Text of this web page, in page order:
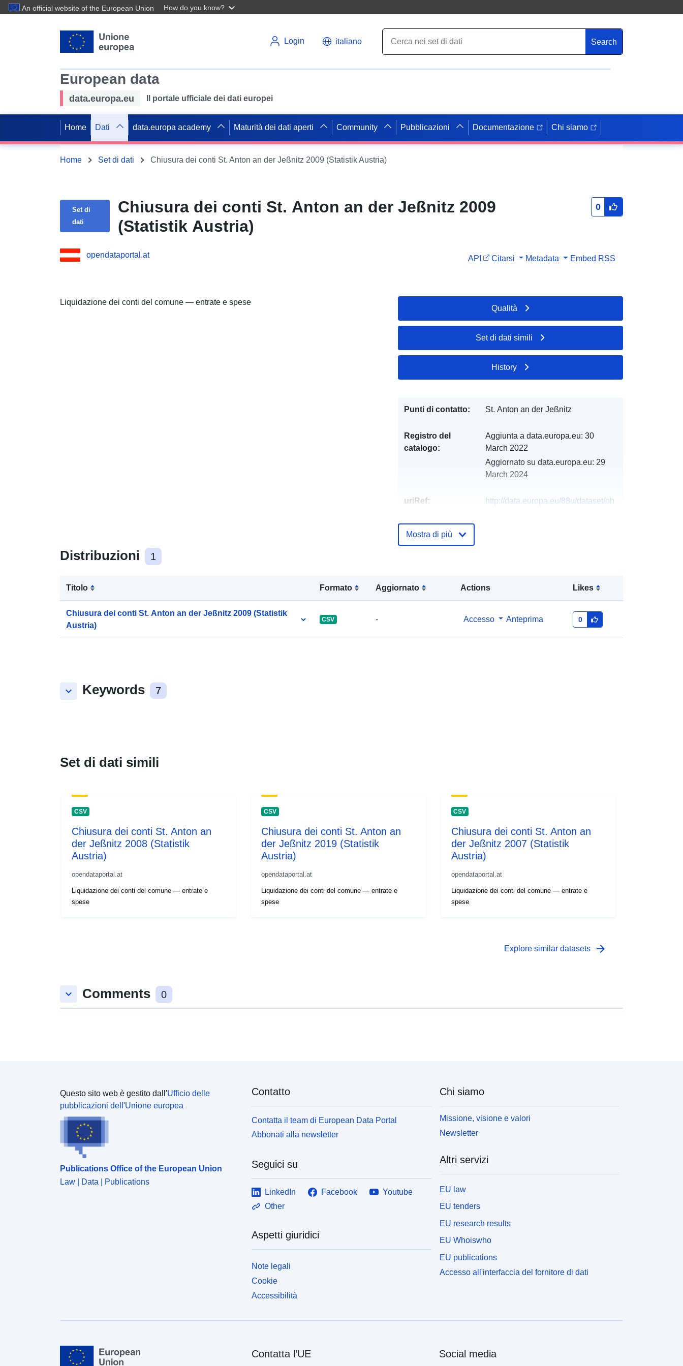
An official website of the European Union How do you know?
Login italiano Search
European data
data.europa.eu Il portale ufficiale dei dati europei
Home Dati data.europa academy Maturità dei dati aperti Community Pubblicazioni Documentazione Chi siamo
Home Set di dati Chiusura dei conti St. Anton an der Jeßnitz 2009 (Statistik Austria)
Set di
dati
Chiusura dei conti St. Anton an der Jeßnitz 2009
(Statistik Austria)
0
opendataportal.at API Citarsi Metadata Embed RSS
Liquidazione dei conti del comune — entrate e spese
Distribuzioni 1
Titolo Formato Aggiornato Actions Likes
Chiusura dei conti St. Anton an der Jeßnitz 2009 (Statistik
Austria)
CSV - Accesso Anteprima 0
keyboard_arrow_down Keywords 7
Qualità
Set di dati simili
History
Punti di contatto: St. Anton an der Jeßnitz
Registro del
catalogo:
Aggiunta a data.europa.eu: 30
March 2022
Aggiornato su data.europa.eu: 29
March 2024
uriRef:
http://data.europa.eu/88u/dataset/oh
Mostra di più
Set di dati simili
CSV
Chiusura dei conti St. Anton an
der Jeßnitz 2008 (Statistik
Austria)
opendataportal.at
Liquidazione dei conti del comune — entrate e
spese
CSV
Chiusura dei conti St. Anton an
der Jeßnitz 2019 (Statistik
Austria)
opendataportal.at
Liquidazione dei conti del comune — entrate e
spese
CSV
Chiusura dei conti St. Anton an
der Jeßnitz 2007 (Statistik
Austria)
opendataportal.at
Liquidazione dei conti del comune — entrate e
spese
Explore similar datasets arrow_forward
keyboard_arrow_down Comments 0
Questo sito web è gestito dall'Ufficio delle
pubblicazioni dell'Unione europea
Publications Office of the European Union
Law | Data | Publications
Contatto
Contatta il team di European Data Portal
Abbonati alla newsletter
Seguici su
LinkedIn Facebook
Youtube
Other
Aspetti giuridici
Note legali
Cookie
Accessibilità
Chi siamo
Missione, visione e valori
Newsletter
Altri servizi
EU law
EU tenders
EU research results
EU Whoiswho
EU publications
Accesso all'interfaccia del fornitore di dati
Contatta l’UE Social media